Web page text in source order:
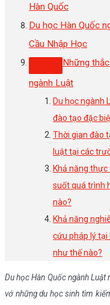
Hàn Quốc
Du học Hàn Quốc
Cầu Nhập Học
Những
ngành Luật
Du học ngành
đào tạo đặc
Thời gian đào
luật tại các
Khả năng
suốt quá trình
nào?
Khả năng
cứu pháp lý tại
như thế nào?
Du học Hàn Quốc ngành
vớ những du học sinh tìm